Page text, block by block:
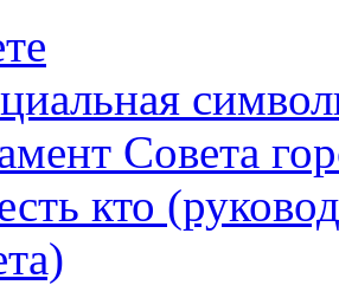
Совета
кто